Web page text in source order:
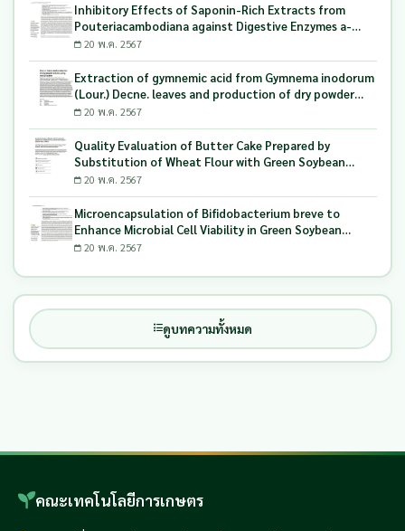
Inhibitory Effects of Saponin-Rich Extracts from
Pouteriacambodiana against Digestive Enzymes a-
Glucosidase and Pancreatic Lipase
20 พ.ค. 2567
Extraction of gymnemic acid from Gymnema inodorum
(Lour.) Decne. leaves and production of dry powder
extract using maltodextrin
20 พ.ค. 2567
Quality Evaluation of Butter Cake Prepared by
Substitution of Wheat Flour with Green Soybean
(Glycine Max L.) Okara
20 พ.ค. 2567
Microencapsulation of Bifidobacterium breve to
Enhance Microbial Cell Viability in Green Soybean
Yogurt
20 พ.ค. 2567
ดูบทความทั้งหมด
คณะเทคโนโลยีการเกษตร